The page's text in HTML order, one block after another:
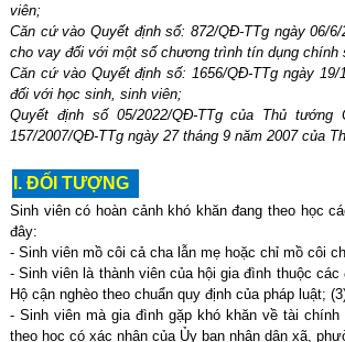
viên;
Căn cứ vào Quyết định số: 872/QĐ-TTg ngày 06/
cho vay đối với một số chương trình tín dụng chính
Căn cứ vào Quyết định số: 1656/QĐ-TTg ngày
đối với học sinh, sinh viên;
Quyết định số 05/2022/QĐ-TTg của Thủ
157/2007/QĐ-TTg ngày 27 tháng 9 năm 2007 của
I. ĐỐI TƯỢNG
Sinh viên có hoàn cảnh khó khăn đang theo học
đây:
- Sinh viên mồ côi cả cha lẫn mẹ hoặc chỉ mồ côi
- Sinh viên là thành viên của hội gia đình thuộc
Hộ cận nghèo theo chuẩn quy định của pháp luật;
- Sinh viên mà gia đình gặp khó khăn về tài
theo học có xác nhận của Ủy ban nhân dân xã,